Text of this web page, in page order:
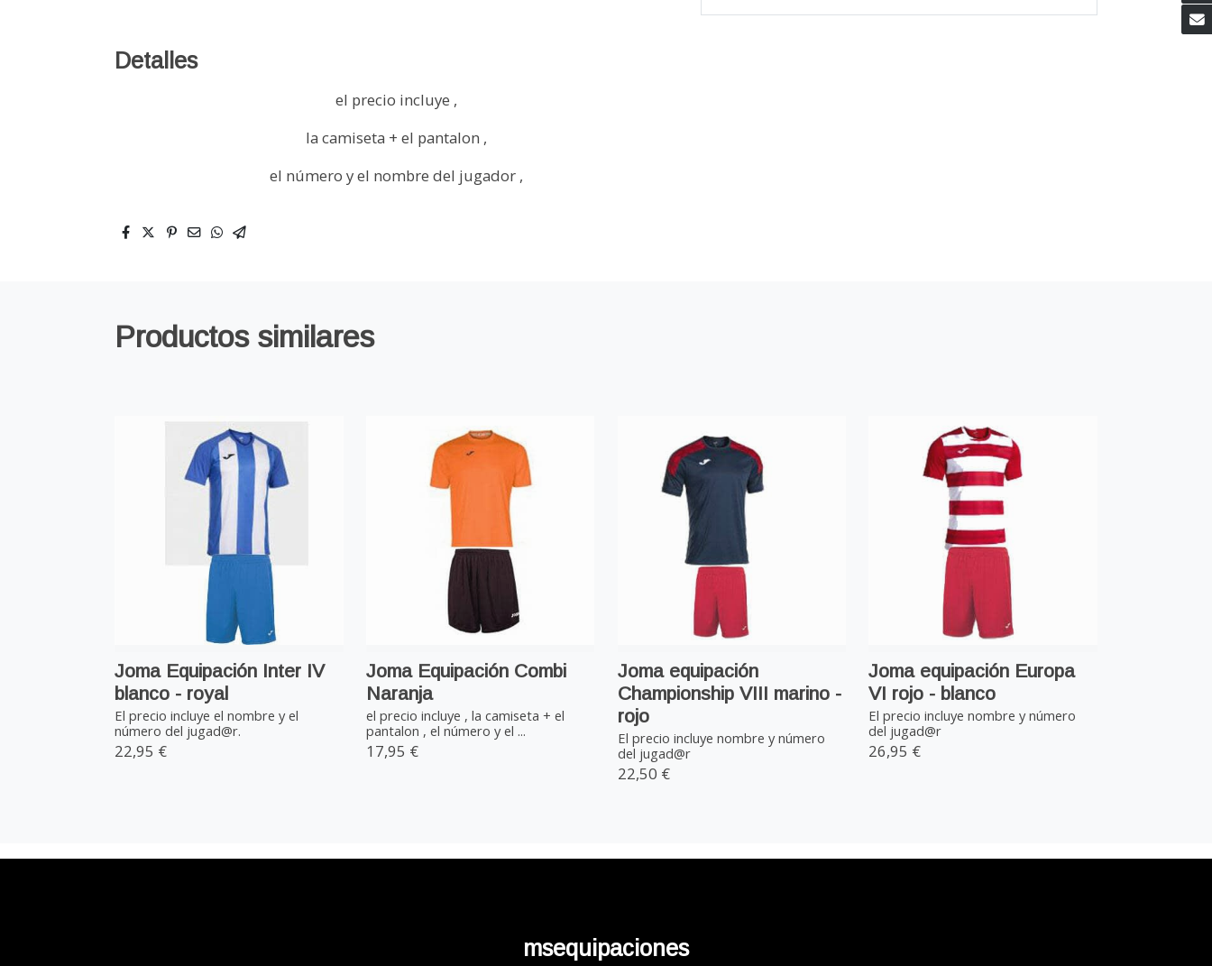
Detalles
el precio incluye ,
la camiseta + el pantalon ,
el número y el nombre del jugador ,
Productos similares
Joma Equipación Inter IV
blanco - royal
El precio incluye el nombre y el
número del jugad@r.
22,95 €
Joma Equipación Combi
Naranja
el precio incluye , la camiseta + el
pantalon , el número y el ...
17,95 €
Joma equipación
Championship VIII marino -
rojo
El precio incluye nombre y número
del jugad@r
22,50 €
Joma equipación Europa
VI rojo - blanco
El precio incluye nombre y número
del jugad@r
26,95 €
msequipaciones